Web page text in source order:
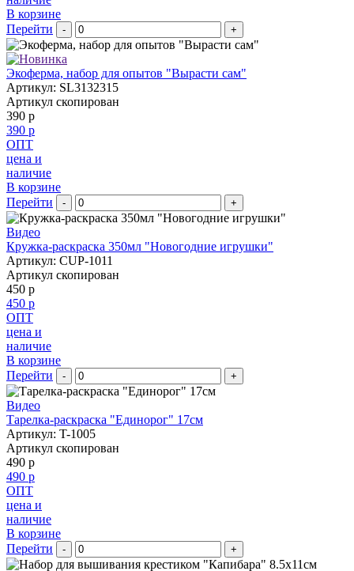
В корзине
Перейти
- +
Экоферма, набор для опытов "Вырасти сам"
Артикул: SL3132315
Артикул скопирован
390 р
390 р
ОПТ
цена и
наличие
В корзине
Перейти
- +
Видео
Кружка-раскраска 350мл "Новогодние игрушки"
Артикул: CUP-1011
Артикул скопирован
450 р
450 р
ОПТ
цена и
наличие
В корзине
Перейти
- +
Видео
Тарелка-раскраска "Единорог" 17см
Артикул: T-1005
Артикул скопирован
490 р
490 р
ОПТ
цена и
наличие
В корзине
Перейти
- +